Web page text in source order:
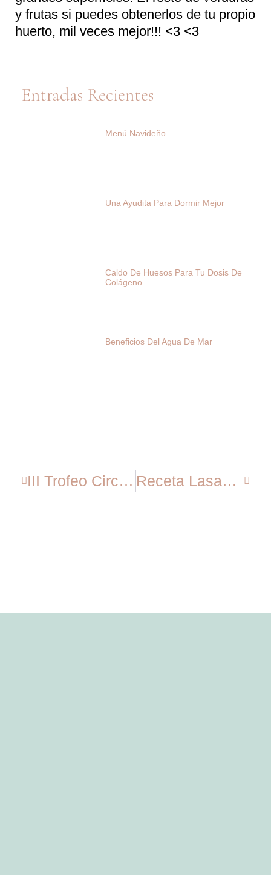
y frutas si puedes obtenerlos de tu propio
huerto, mil veces mejor!!! <3 <3
Entradas Recientes
Menú Navideño
Una Ayudita Para Dormir Mejor
Caldo De Huesos Para Tu Dosis De
Colágeno
Beneficios Del Agua De Mar
III Trofeo Circuito De La Vileta Receta Lasaña Crudivegana